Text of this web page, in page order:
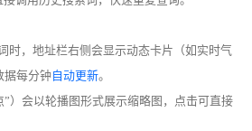
时，地址栏右侧会显示动态卡片（如实时气
据每分钟 自动更新。
”）会以轮播图形式展示缩略图，点击可直接